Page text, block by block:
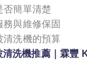
否簡單清楚
與維修保固
清洗機的預算
洗機推薦｜霖豐